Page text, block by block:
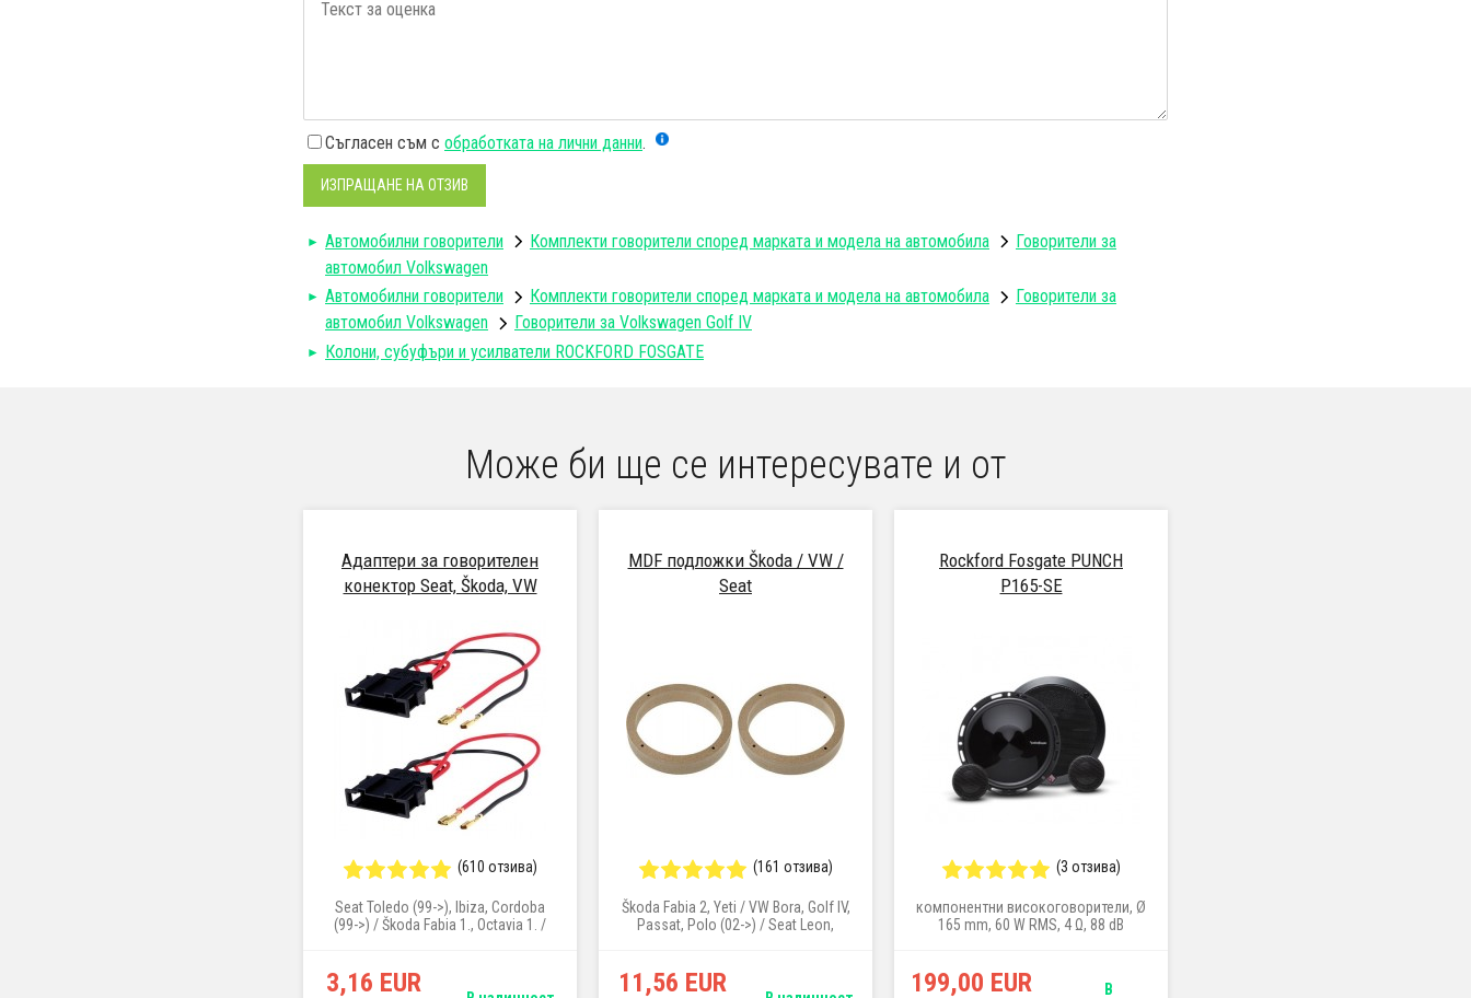
Съгласен съм с обработката на лични данни.
ИЗПРАЩАНЕ НА ОТЗИВ
Автомобилни говорители Комплекти говорители според марката и модела на автомобила
Говорители за
автомобил Volkswagen
Автомобилни говорители
Комплекти говорители според марката и модела на автомобила
Говорители за
автомобил Volkswagen
Говорители за Volkswagen Golf IV
Колони, субуфъри и усилватели ROCKFORD FOSGATE
Може би ще се интересувате и от
Адаптери за говорителен
конектор Seat, Škoda, VW
(610 отзива)
Seat Toledo (99->), Ibiza, Cordoba
(99->) / Škoda Fabia 1., Octavia 1. /
3,16 EUR
MDF подложки Škoda / VW /
Seat
(161 отзива)
Škoda Fabia 2, Yeti / VW Bora, Golf IV,
Passat, Polo (02->) / Seat Leon,
11,56 EUR
Rockford Fosgate PUNCH
P165-SE
(3 отзива)
компонентни високоговорители, Ø
165 mm, 60 W RMS, 4 Ω, 88 dB
199,00 EUR
В